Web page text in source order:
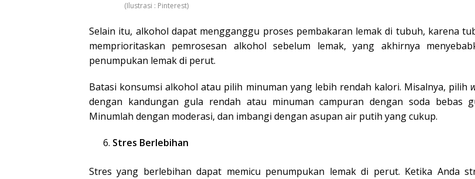
(Ilustrasi : Pinterest)
Selain itu, alkohol dapat mengganggu proses pembakaran lemak di tubuh, karena
memprioritaskan pemrosesan alkohol sebelum lemak, yang akhirnya
penumpukan lemak di perut.
Batasi konsumsi alkohol atau pilih minuman yang lebih rendah kalori. Misalnya, pilih
dengan kandungan gula rendah atau minuman campuran dengan soda bebas
Minumlah dengan moderasi, dan imbangi dengan asupan air putih yang cukup.
Stres Berlebihan
Stres yang berlebihan dapat memicu penumpukan lemak di perut. Ketika Anda